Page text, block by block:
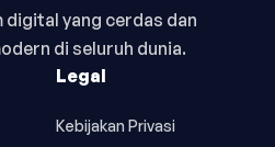
yang cerdas dan
di seluruh dunia.
Legal
Kebijakan Privasi